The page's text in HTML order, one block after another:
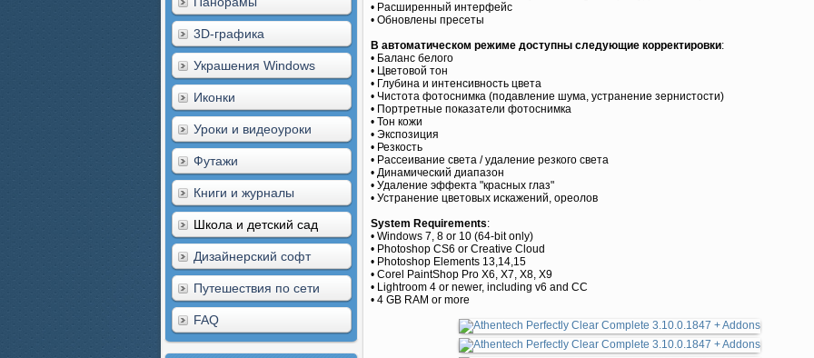
3D-графика
Украшения Windows
Иконки
Уроки и видеоуроки
Футажи
Книги и журналы
Школа и детский сад
Дизайнерский софт
Путешествия по сети
FAQ
• Расширенный интерфейс
• Обновлены пресеты
В автоматическом режиме доступны следующие корректировки:
• Баланс белого
• Цветовой тон
• Глубина и интенсивность цвета
• Чистота фотоснимка (подавление шума, устранение зернистости)
• Портретные показатели фотоснимка
• Тон кожи
• Экспозиция
• Резкость
• Рассеивание света / удаление резкого света
• Динамический диапазон
• Удаление эффекта "красных глаз"
• Устранение цветовых искажений, ореолов
System Requirements:
• Windows 7, 8 or 10 (64-bit only)
• Photoshop CS6 or Creative Cloud
• Photoshop Elements 13,14,15
• Corel PaintShop Pro X6, X7, X8, X9
• Lightroom 4 or newer, including v6 and CC
• 4 GB RAM or more